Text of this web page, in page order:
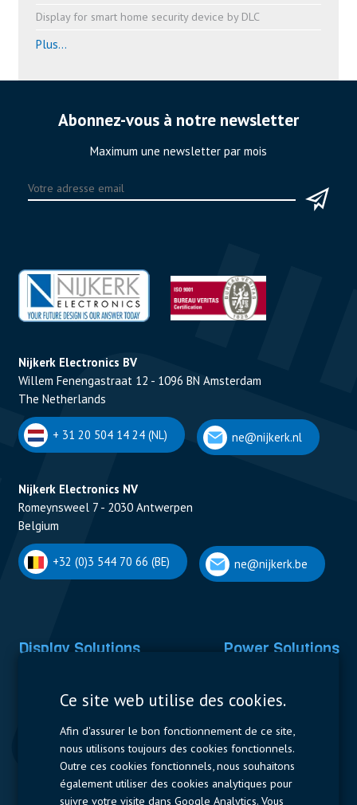
Display for smart home security device by DLC
Plus...
Abonnez-vous à notre newsletter
Maximum une newsletter par mois
Nijkerk Electronics BV
Willem Fenengastraat 12 - 1096 BN Amsterdam
The Netherlands
+ 31 20 504 14 24 (NL) ne@nijkerk.nl
Nijkerk Electronics NV
Romeynsweel 7 - 2030 Antwerpen
Belgium
+32 (0)3 544 70 66 (BE) ne@nijkerk.be
Display Solutions Power Solutions
Contactors & Fuses
Measurement
Resistors
Ce site web utilise des cookies.
Afin d'assurer le bon fonctionnement de ce site,
nous utilisons toujours des cookies fonctionnels.
Outre ces cookies fonctionnels, nous souhaitons
également utiliser des cookies analytiques pour
suivre votre visite dans Google Analytics. Vous